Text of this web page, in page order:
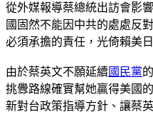
從外媒報導蔡總統出訪會影
國固然不能因中共的處處反
必須承擔的責任，光倚賴美
由於蔡英文不願延續 國民黨
挑釁路線確實幫她贏得美國
新對台政策指導方針、讓蔡